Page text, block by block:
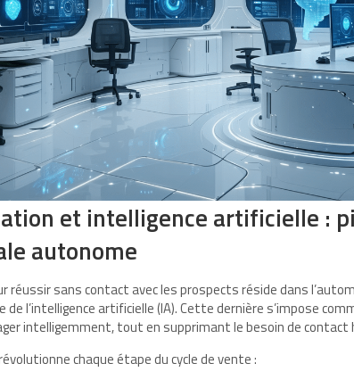
et intelligence artificielle :
autonome
réussir sans contact avec les prospects réside dans
de l’intelligence artificielle (IA). Cette dernière s’impose
intelligemment, tout en supprimant le besoin de contact
chaque étape du cycle de vente :